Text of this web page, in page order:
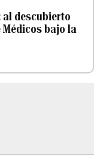
al descubierto
bajo la